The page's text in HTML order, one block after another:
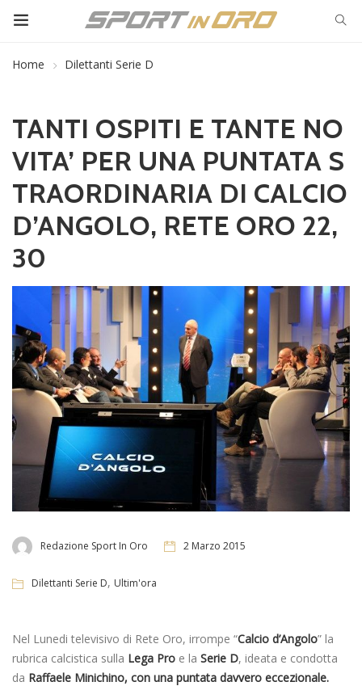
Home Dilettanti Serie D
TANTI OSPITI E TANTE NO
VITA’ PER UNA PUNTATA S
TRAORDINARIA DI CALCIO
D’ANGOLO, RETE ORO 22,
30
Redazione Sport In Oro 2 Marzo 2015
Dilettanti Serie D, Ultim'ora
Nel Lunedi televisivo di Rete Oro, irrompe “Calcio d’Angolo” la
rubrica calcistica sulla Lega Pro e la Serie D, ideata e condotta
da Raffaele Minichino, con una puntata davvero eccezionale.